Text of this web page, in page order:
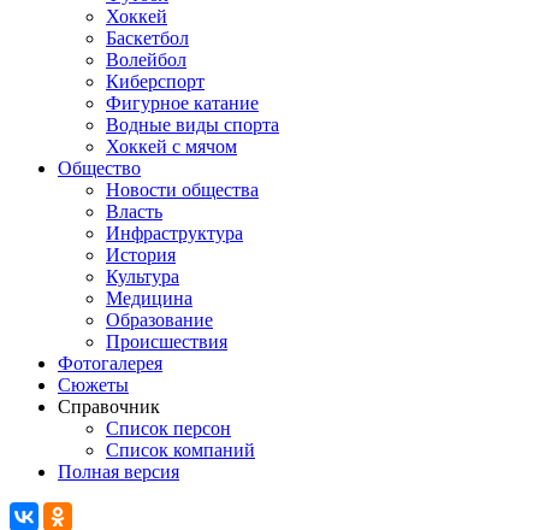
Хоккей
Баскетбол
Волейбол
Киберспорт
Фигурное катание
Водные виды спорта
Хоккей с мячом
Общество
Новости общества
Власть
Инфраструктура
История
Культура
Медицина
Образование
Происшествия
Фотогалерея
Сюжеты
Справочник
Список персон
Список компаний
Полная версия